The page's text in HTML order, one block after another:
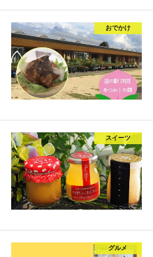
おでかけ
スイーツ
グルメ